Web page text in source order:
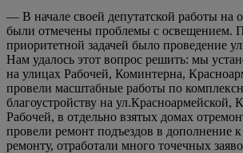
— В начале своей депутатской работы на
были отмечены проблемы с освещением.
приоритетной задачей было проведение
Нам удалось этот вопрос решить: мы
на улицах Рабочей, Коминтерна,
провели масштабные работы по
благоустройству на ул.Красноармейской,
Рабочей, в отдельно взятых домах
провели ремонт подъездов в дополнение
ремонту, отработали много точечных